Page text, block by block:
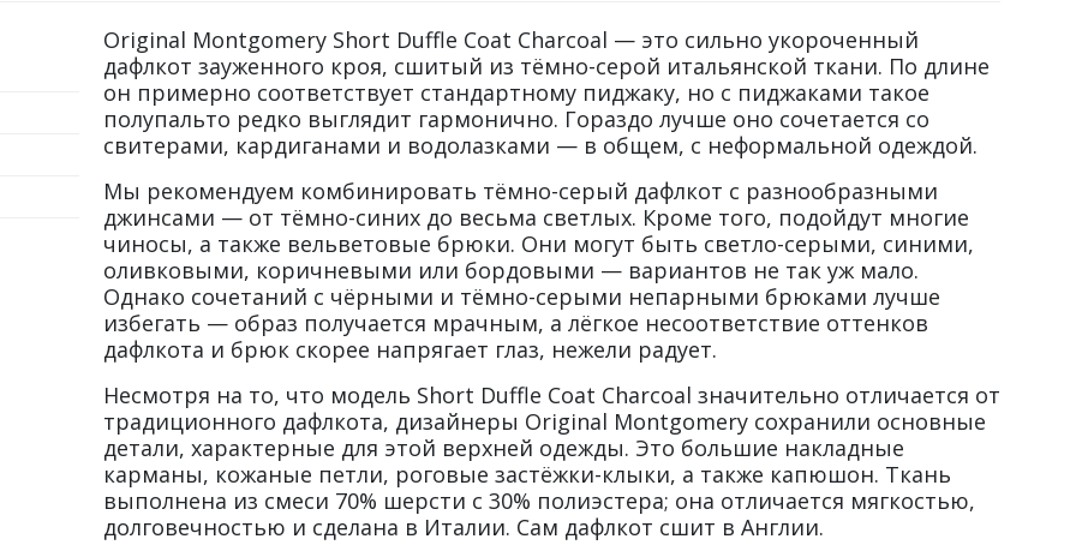
Original Montgomery Short Duffle Coat Charcoal — это сильно укороченный
дафлкот зауженного кроя, сшитый из тёмно-серой итальянской ткани. По длине
он примерно соответствует стандартному пиджаку, но с пиджаками такое
полупальто редко выглядит гармонично. Гораздо лучше оно сочетается со
свитерами, кардиганами и водолазками — в общем, с неформальной одеждой.
Мы рекомендуем комбинировать тёмно-серый дафлкот с разнообразными
джинсами — от тёмно-синих до весьма светлых. Кроме того, подойдут многие
чиносы, а также вельветовые брюки. Они могут быть светло-серыми, синими,
оливковыми, коричневыми или бордовыми — вариантов не так уж мало.
Однако сочетаний с чёрными и тёмно-серыми непарными брюками лучше
избегать — образ получается мрачным, а лёгкое несоответствие оттенков
дафлкота и брюк скорее напрягает глаз, нежели радует.
Несмотря на то, что модель Short Duffle Coat Charcoal значительно отличается от
традиционного дафлкота, дизайнеры Original Montgomery сохранили основные
детали, характерные для этой верхней одежды. Это большие накладные
карманы, кожаные петли, роговые застёжки-клыки, а также капюшон. Ткань
выполнена из смеси 70% шерсти с 30% полиэстера; она отличается мягкостью,
долговечностью и сделана в Италии. Сам дафлкот сшит в Англии.